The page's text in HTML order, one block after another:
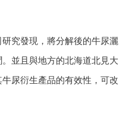
究發現，將分解後的牛尿灑
並且與地方的北海道北見大
尿衍生產品的有效性，可改